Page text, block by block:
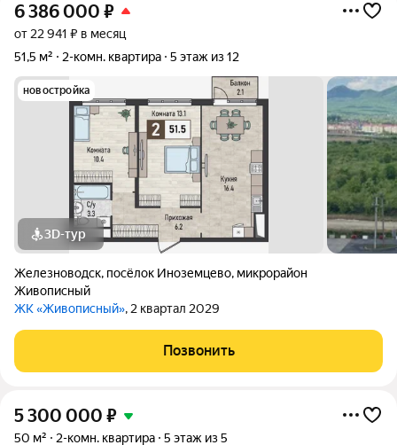
6 386 000 ₽
от 22 941 ₽ в месяц
51,5 м²
2-комн. квартира 5 этаж из 12
новостройка
3D-тур
Железноводск, посёлок Иноземцево, микрорайон
Живописный
ЖК «Живописный», 2 квартал 2029
Позвонить
5 300 000 ₽
50 м² 2-комн. квартира 5 этаж из 5